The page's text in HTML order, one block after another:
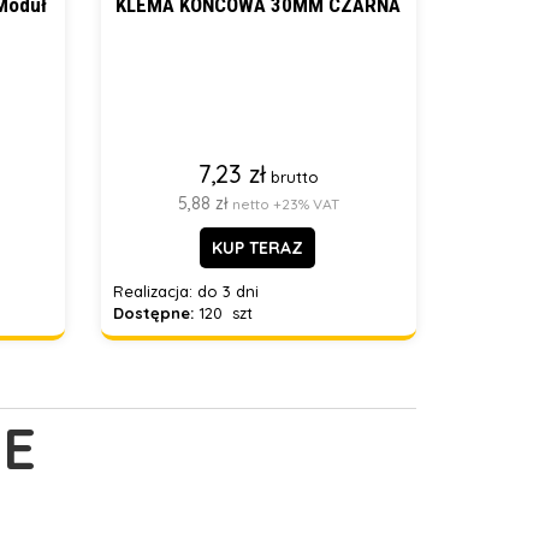
KLEMA KOŃCOWA 30MM CZARNA
7,23 zł brutto
5,88 zł netto +23% VAT
KUP TERAZ
Realizacja: do 3 dni
Dostępne:120 szt